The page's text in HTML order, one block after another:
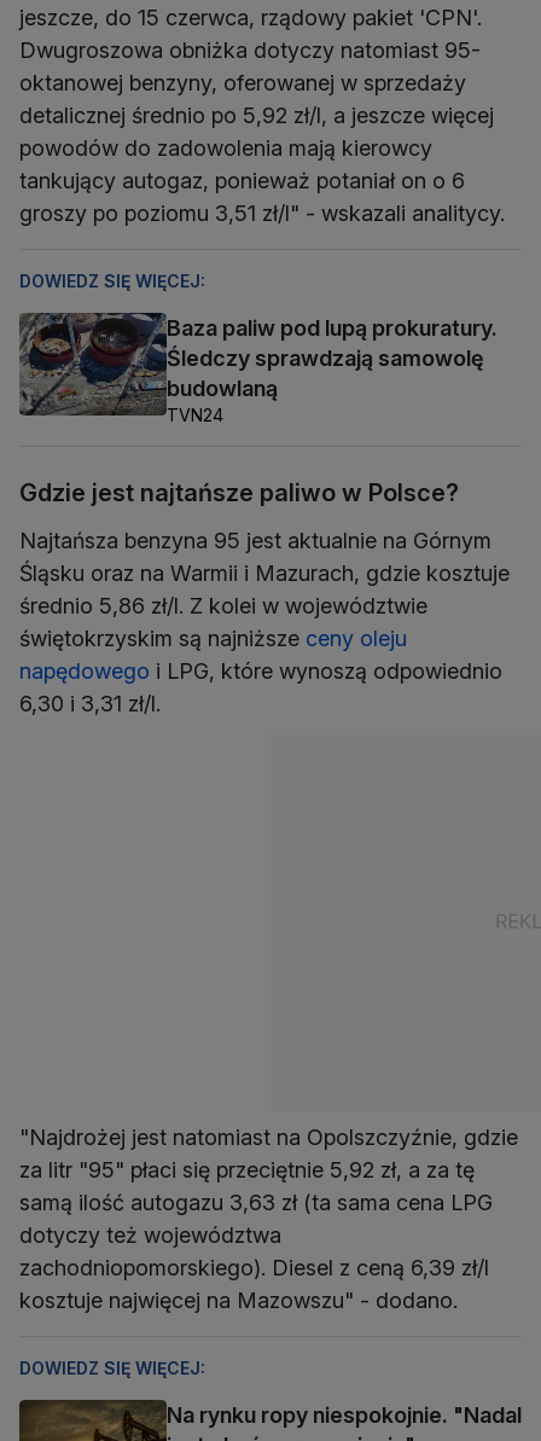
jeszcze, do 15 czerwca, rządowy pakiet 'CPN'.
Dwugroszowa obniżka dotyczy natomiast 95-
oktanowej benzyny, oferowanej w sprzedaży
detalicznej średnio po 5,92 zł/l, a jeszcze więcej
powodów do zadowolenia mają kierowcy
tankujący autogaz, ponieważ potaniał on o 6
groszy po poziomu 3,51 zł/l" - wskazali analitycy.
DOWIEDZ SIĘ WIĘCEJ:
Baza paliw pod lupą prokuratury.
Śledczy sprawdzają samowolę
budowlaną
TVN24
Gdzie jest najtańsze paliwo w Polsce?
Najtańsza benzyna 95 jest aktualnie na Górnym
Śląsku oraz na Warmii i Mazurach, gdzie kosztuje
średnio 5,86 zł/l. Z kolei w województwie
świętokrzyskim są najniższe ceny oleju
napędowego i LPG, które wynoszą odpowiednio
6,30 i 3,31 zł/l.
"Najdrożej jest natomiast na Opolszczyźnie, gdzie
za litr "95" płaci się przeciętnie 5,92 zł, a za tę
samą ilość autogazu 3,63 zł (ta sama cena LPG
dotyczy też województwa
zachodniopomorskiego). Diesel z ceną 6,39 zł/l
kosztuje najwięcej na Mazowszu" - dodano.
DOWIEDZ SIĘ WIĘCEJ:
Na rynku ropy niespokojnie. "Nadal